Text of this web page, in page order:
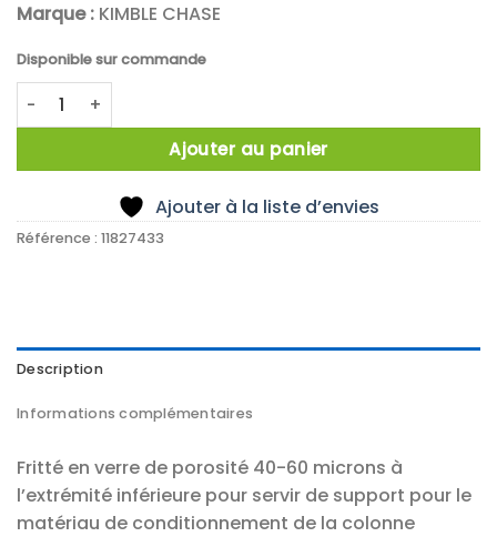
Marque : KIMBLE CHASE
Disponible sur commande
quantité de Colonne de chromatographie en verre
Ajouter au panier
Ajouter à la liste d’envies
Référence : 11827433
Description
Informations complémentaires
Fritté en verre de porosité 40-60 microns à
l’extrémité inférieure pour servir de support pour le
matériau de conditionnement de la colonne